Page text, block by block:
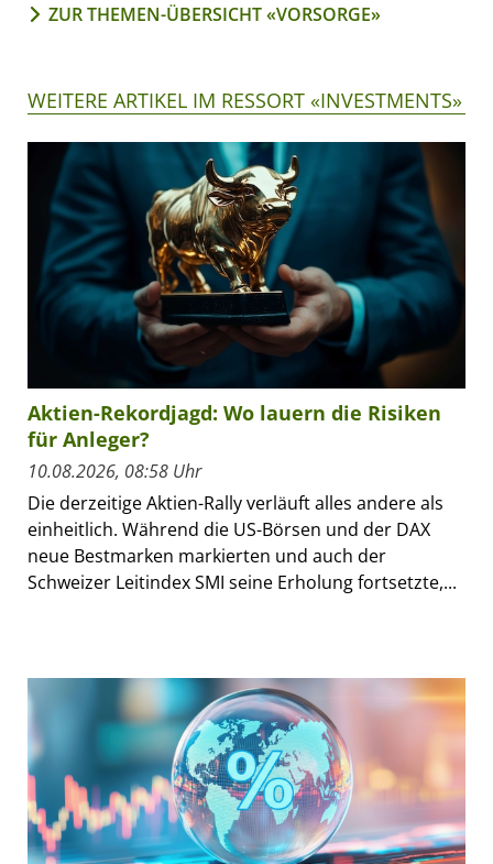
ZUR THEMEN-ÜBERSICHT «VORSORGE»
WEITERE ARTIKEL IM RESSORT «INVESTMENTS»
Aktien-Rekordjagd: Wo lauern die Risiken
für Anleger?
10.08.2026, 08:58 Uhr
Die derzeitige Aktien-Rally verläuft alles andere als
einheitlich. Während die US-Börsen und der DAX
neue Bestmarken markierten und auch der
Schweizer Leitindex SMI seine Erholung fortsetzte,...